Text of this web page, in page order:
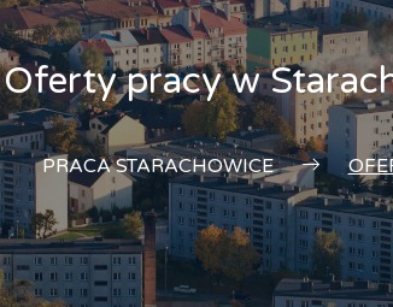
Oferty pracy w
PRACA STARACHOWICE